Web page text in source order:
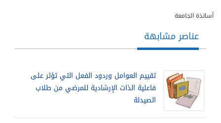
أساتذة الجامعة
عناصر مشابهة
تقييم العوامل وردود الفعل التي تؤثر على
فاعلية الذات الإرشادية للمرضي من طلاب
الصيدلة